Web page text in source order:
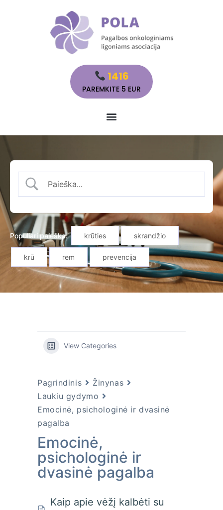
1416
PAREMKITE 5 EUR
Populiari paieška: krūties skrandžio
krū rem prevencija
View Categories
Pagrindinis
Žinynas
Laukiu gydymo
Emocinė, psichologinė ir dvasinė
pagalba
Emocinė,
psichologinė ir
dvasinė pagalba
Kaip apie vėžį kalbėti su